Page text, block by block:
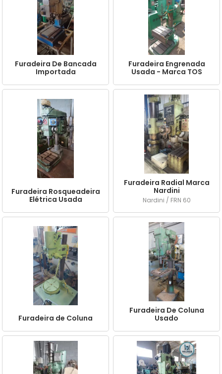
Furadeira De Bancada
Importada
Furadeira Engrenada
Usada - Marca TOS
Furadeira Rosqueadeira
Elétrica Usada
Furadeira Radial Marca
Nardini
Nardini / FRN 60
Furadeira de Coluna
Furadeira De Coluna
Usado